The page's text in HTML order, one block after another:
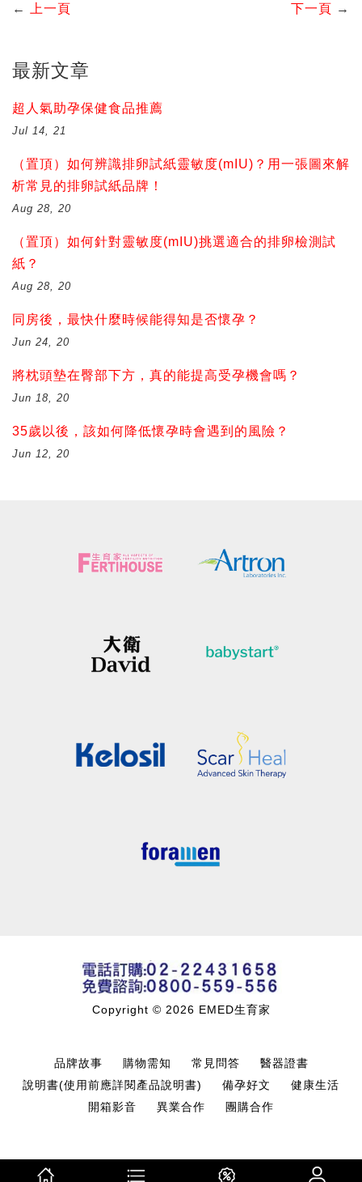
← 上一頁 下一頁 →
最新文章
超人氣助孕保健食品推薦
Jul 14, 21
（置頂）如何辨識排卵試紙靈敏度(mIU)？用一張圖來解
析常見的排卵試紙品牌！
Aug 28, 20
（置頂）如何針對靈敏度(mIU)挑選適合的排卵檢測試
紙？
Aug 28, 20
同房後，最快什麼時候能得知是否懷孕？
Jun 24, 20
將枕頭墊在臀部下方，真的能提高受孕機會嗎？
Jun 18, 20
35歲以後，該如何降低懷孕時會遇到的風險？
Jun 12, 20
Copyright © 2026 EMED生育家
品牌故事 購物需知 常見問答
醫器證書
說明書(使用前應詳閱產品說明書)
備孕好文
健康生活
開箱影音
異業合作 團購合作